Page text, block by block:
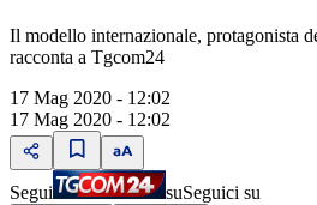
Il modello internazionale, protagonista
racconta a Tgcom24
17 Mag 2020 - 12:02
17 Mag 2020 - 12:02
Segui suSeguici su